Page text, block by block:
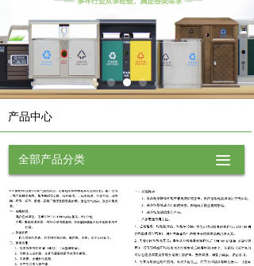
产品中心
끀
全部产品分类